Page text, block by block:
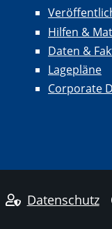
Hilfen &
Daten &
Lagepläne
Corporate
Datenschutz